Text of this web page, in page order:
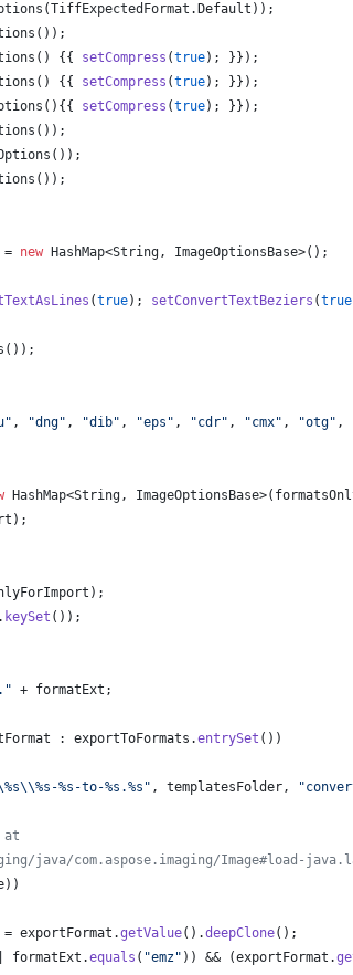
(TiffExpectedFormat . Default ));
());
() {{ setCompress (true); }});
() {{ setCompress (true); }});
(){{ setCompress (true); }});
());
());
());
= new HashMap<String, ImageOptionsBase>();
(true); setConvertTextBeziers (true
());
, "dng" , "dib" , "eps" , "cdr" , "cmx" , "otg" ,
HashMap<String, ImageOptionsBase>(
);
);
. keySet ());
+ formatExt ;
: exportToFormats .entrySet ())
%s\\%s-%s-to-%s.%s" , templatesFolder,
at
java/com.aspose.imaging/Image#load-
))
= exportFormat .getValue().deepClone();
formatExt .equals ( "emz" )) && (exportFormat .